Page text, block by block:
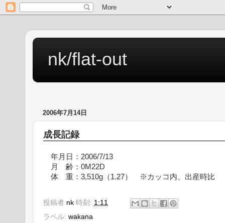
nk/flat-out
2006年7月14日
成長記録
年月日：2006/7/13
月 齢：0M22D
体 重：3,510g（1.27） ※カッコ内、出産時比
投稿者 nk 時刻: 1:11
ラベル: wakana